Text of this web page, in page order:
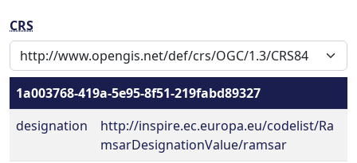
CRS
1a003768-419a-5e95-8f51-219fabd89327
designation
http://inspire.ec.europa.eu/codelist/Ra
msarDesignationValue/ramsar